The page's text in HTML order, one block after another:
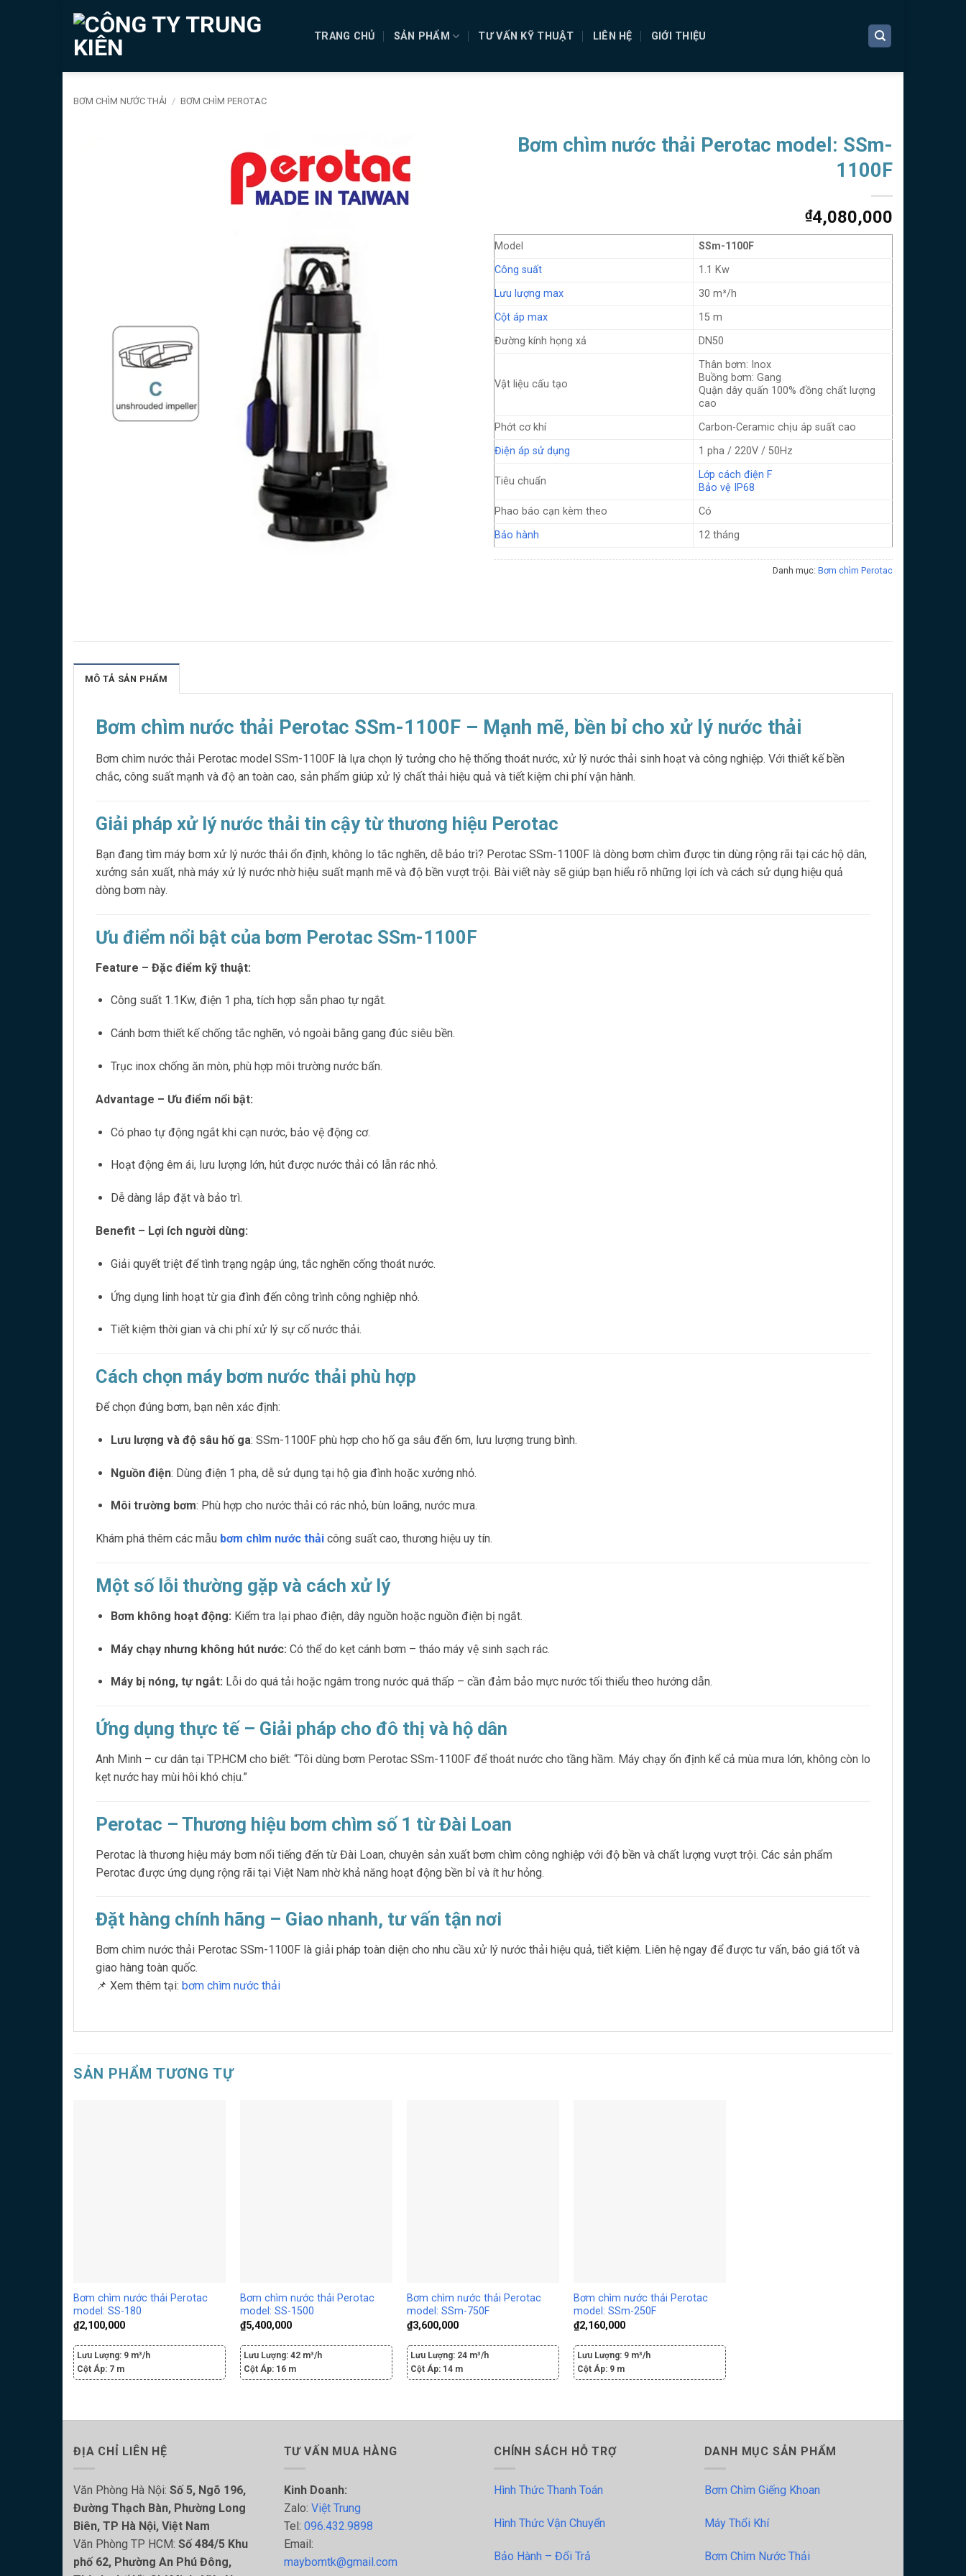
qua
nội
TRANG CHỦ SẢN PHẨM TƯ VẤN KỸ THUẬT LIÊN HỆ GIỚI THIỆU
BƠM CHÌM NƯỚC THẢI / BƠM CHÌM PEROTAC
Bơm chìm nước thải Perotac model: SSm-
1100F
₫4,080,000
Model
SSm-1100F
Công suất
1.1 Kw
Lưu lượng max
30 m³/h
Cột áp max
15 m
Đường kính họng xả
DN50
Vật liệu cấu tạo
Thân bơm: Inox
Buồng bơm: Gang
Quận dây quấn 100% đồng chất lượng
cao
Phớt cơ khí
Carbon-Ceramic chịu áp suất cao
Điện áp sử dụng
1 pha / 220V / 50Hz
Tiêu chuẩn
Lớp cách điện F
Bảo vệ IP68
Phao báo cạn kèm theo
Có
Bảo hành
12 tháng
Danh mục: Bơm chìm Perotac
MÔ TẢ SẢN PHẨM
Bơm chìm nước thải Perotac SSm-1100F – Mạnh mẽ, bền bỉ cho xử lý nước thải
Bơm chìm nước thải Perotac model SSm-1100F là lựa chọn lý tưởng cho hệ thống thoát nước, xử lý nước thải sinh hoạt và công nghiệp. Với thiết kế bền
chắc, công suất mạnh và độ an toàn cao, sản phẩm giúp xử lý chất thải hiệu quả và tiết kiệm chi phí vận hành.
Giải pháp xử lý nước thải tin cậy từ thương hiệu Perotac
Bạn đang tìm máy bơm xử lý nước thải ổn định, không lo tắc nghẽn, dễ bảo trì? Perotac SSm-1100F là dòng bơm chìm được tin dùng rộng rãi tại các hộ dân,
xưởng sản xuất, nhà máy xử lý nước nhờ hiệu suất mạnh mẽ và độ bền vượt trội. Bài viết này sẽ giúp bạn hiểu rõ những lợi ích và cách sử dụng hiệu quả
dòng bơm này.
Ưu điểm nổi bật của bơm Perotac SSm-1100F
Feature – Đặc điểm kỹ thuật:
Công suất 1.1Kw, điện 1 pha, tích hợp sẵn phao tự ngắt.
Cánh bơm thiết kế chống tắc nghẽn, vỏ ngoài bằng gang đúc siêu bền.
Trục inox chống ăn mòn, phù hợp môi trường nước bẩn.
Advantage – Ưu điểm nổi bật:
Có phao tự động ngắt khi cạn nước, bảo vệ động cơ.
Hoạt động êm ái, lưu lượng lớn, hút được nước thải có lẫn rác nhỏ.
Dễ dàng lắp đặt và bảo trì.
Benefit – Lợi ích người dùng:
Giải quyết triệt để tình trạng ngập úng, tắc nghẽn cống thoát nước.
Ứng dụng linh hoạt từ gia đình đến công trình công nghiệp nhỏ.
Tiết kiệm thời gian và chi phí xử lý sự cố nước thải.
Cách chọn máy bơm nước thải phù hợp
Để chọn đúng bơm, bạn nên xác định:
Lưu lượng và độ sâu hố ga: SSm-1100F phù hợp cho hố ga sâu đến 6m, lưu lượng trung bình.
Nguồn điện: Dùng điện 1 pha, dễ sử dụng tại hộ gia đình hoặc xưởng nhỏ.
Môi trường bơm: Phù hợp cho nước thải có rác nhỏ, bùn loãng, nước mưa.
Khám phá thêm các mẫu bơm chìm nước thải công suất cao, thương hiệu uy tín.
Một số lỗi thường gặp và cách xử lý
Bơm không hoạt động: Kiểm tra lại phao điện, dây nguồn hoặc nguồn điện bị ngắt.
Máy chạy nhưng không hút nước: Có thể do kẹt cánh bơm – tháo máy vệ sinh sạch rác.
Máy bị nóng, tự ngắt: Lỗi do quá tải hoặc ngâm trong nước quá thấp – cần đảm bảo mực nước tối thiểu theo hướng dẫn.
Ứng dụng thực tế – Giải pháp cho đô thị và hộ dân
Anh Minh – cư dân tại TP.HCM cho biết: “Tôi dùng bơm Perotac SSm-1100F để thoát nước cho tầng hầm. Máy chạy ổn định kể cả mùa mưa lớn, không còn lo
kẹt nước hay mùi hôi khó chịu.”
Perotac – Thương hiệu bơm chìm số 1 từ Đài Loan
Perotac là thương hiệu máy bơm nổi tiếng đến từ Đài Loan, chuyên sản xuất bơm chìm công nghiệp với độ bền và chất lượng vượt trội. Các sản phẩm
Perotac được ứng dụng rộng rãi tại Việt Nam nhờ khả năng hoạt động bền bỉ và ít hư hỏng.
Đặt hàng chính hãng – Giao nhanh, tư vấn tận nơi
Bơm chìm nước thải Perotac SSm-1100F là giải pháp toàn diện cho nhu cầu xử lý nước thải hiệu quả, tiết kiệm. Liên hệ ngay để được tư vấn, báo giá tốt và
giao hàng toàn quốc.
📌 Xem thêm tại: bơm chìm nước thải
SẢN PHẨM TƯƠNG TỰ
Bơm chìm nước thải Perotac
model: SS-180
₫2,100,000
Lưu Lượng: 9 m³/h
Cột Áp: 7 m
Bơm chìm nước thải Perotac
model: SS-1500
₫5,400,000
Lưu Lượng:42 m³/h
Cột Áp: 16 m
Bơm chìm nước thải Perotac
model: SSm-750F
₫3,600,000
Lưu Lượng: 24 m³/h
Cột Áp: 14 m
Bơm chìm nước thải Perotac
model: SSm-250F
₫2,160,000
Lưu Lượng: 9 m³/h
Cột Áp: 9 m
ĐỊA CHỈ LIÊN HỆ
Văn Phòng Hà Nội: Số 5, Ngõ 196,
Đường Thạch Bàn, Phường Long
Biên, TP Hà Nội, Việt Nam
Văn Phòng TP HCM: Số 484/5 Khu
phố 62, Phường An Phú Đông,
TƯ VẤN MUA HÀNG
Kinh Doanh:
Zalo: Việt Trung
Tel: 096.432.9898
Email:
maybomtk@gmail.com
CHÍNH SÁCH HỖ TRỢ
Hình Thức Thanh Toán
Hình Thức Vận Chuyển
Bảo Hành – Đổi Trả
DANH MỤC SẢN PHẨM
Bơm Chìm Giếng Khoan
Máy Thổi Khí
Bơm Chìm Nước Thải